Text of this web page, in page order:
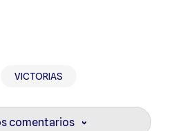
VICTORIAS
comentarios ›